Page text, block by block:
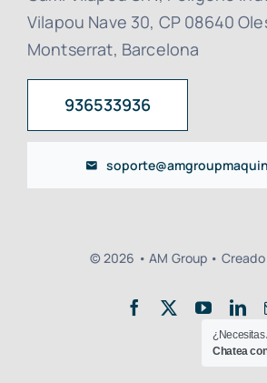
Vilapou Nave 30, CP 08640
Montserrat, Barcelona
936533936
© 2026 • AM Group •
¿Necesitas
Chatea